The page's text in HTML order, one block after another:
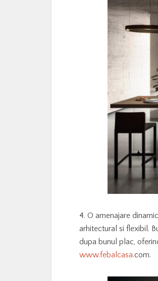
4. O amenajare
arhitectural si flexibil.
dupa bunul plac,
www.febalcasa.com.